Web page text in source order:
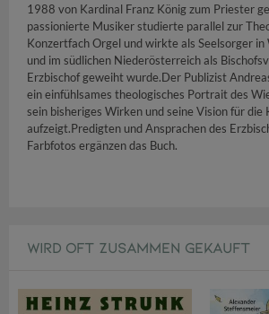
1988 von Kardinal Franz König zum Priester
passionierte Musiker studierte parallel zur
Konzertfach Orgel und wirkte als Seelsorger
und im südlichen Niederösterreich als
Erzbischof geweiht wurde.Der Publizist
ein einfühlsames theologisches Portrait des
sein bisheriges Wirken und seine Vision für die
aufzeigt.Predigten und Ansprachen des
Farbfotos ergänzen das Buch.
WIRD OFT ZUSAMMEN GEKAUFT